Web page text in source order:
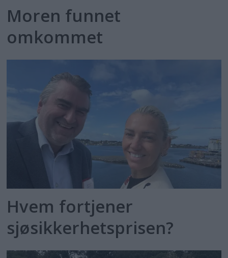
Moren funnet
omkommet
Hvem fortjener
sjøsikkerhetsprisen?